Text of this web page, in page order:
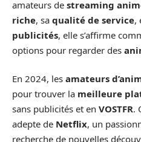
amateurs de streaming
riche, sa qualité de service,
publicités, elle s’affirme
options pour regarder des
En 2024, les amateurs
pour trouver la meilleure
sans publicités et en VOSTFR.
adepte de Netflix, un
recherche de nouvelles